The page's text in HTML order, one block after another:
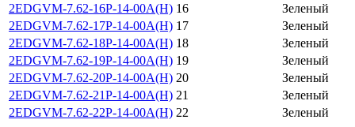
2EDGVM-7.62-16P-14-00A(H) 16
Зеленый
2EDGVM-7.62-17P-14-00A(H) 17
Зеленый
2EDGVM-7.62-18P-14-00A(H) 18
Зеленый
2EDGVM-7.62-19P-14-00A(H) 19
Зеленый
2EDGVM-7.62-20P-14-00A(H) 20
Зеленый
2EDGVM-7.62-21P-14-00A(H) 21
Зеленый
2EDGVM-7.62-22P-14-00A(H) 22 Зеленый